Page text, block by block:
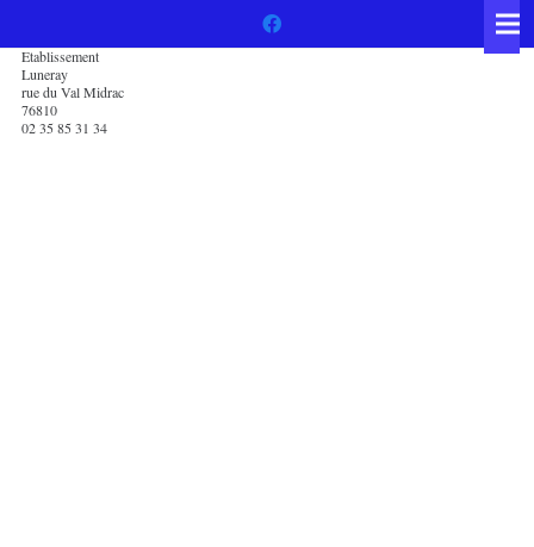
Etablissement
Luneray
rue du Val Midrac
76810
02 35 85 31 34